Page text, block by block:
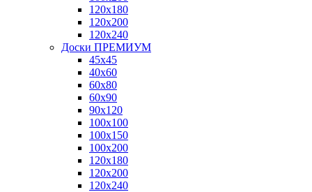
120x180
120x200
120x240
Доски ПРЕМИУМ
45x45
40x60
60x80
60x90
90x120
100x100
100x150
100x200
120x180
120x200
120x240